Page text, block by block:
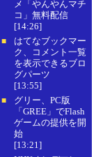
メ「やんやんマチ
コ」無料配信
[14:26]
■
はてなブックマー
ク、コメント一覧
を表示できるブロ
グパーツ
[13:55]
■
グリー、PC版
「GREE」でFlash
ゲームの提供を開
始
[13:21]